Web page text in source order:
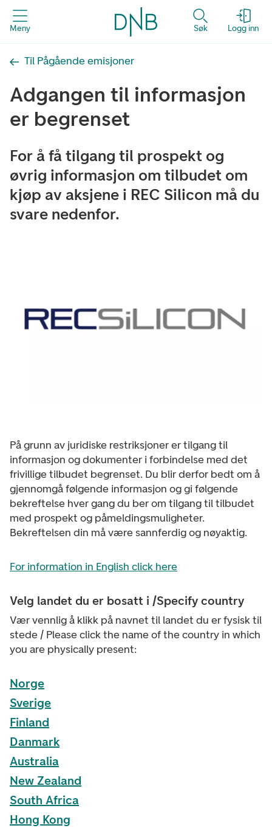
Meny Søk Logg inn
Til Pågående emisjoner
Adgangen til informasjon
er begrenset
For å få tilgang til prospekt og
øvrig informasjon om tilbudet om
kjøp av aksjene i REC Silicon må du
svare nedenfor.
På grunn av juridiske restriksjoner er tilgang til
informasjon og dokumenter i forbindelse med det
frivillige tilbudet begrenset. Du blir derfor bedt om å
gjennomgå følgende informasjon og gi følgende
bekreftelse hver gang du ber om tilgang til tilbudet
med prospekt og påmeldingsmuligheter.
Bekreftelsen din må være sannferdig og nøyaktig.
For information in English click here
Velg landet du er bosatt i /Specify country
Vær vennlig å klikk på navnet til landet du er fysisk til
stede / Please click the name of the country in which
you are physically present:
Norge
Sverige
Finland
Danmark
Australia
New Zealand
South Africa
Hong Kong